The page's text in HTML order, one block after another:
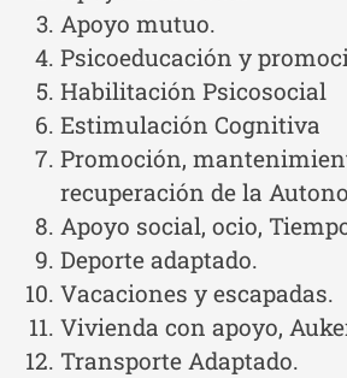
Apoyo mutuo.
Psicoeducación y
Habilitación Psicosocial
Estimulación Cognitiva
Promoción,
recuperación de la
Apoyo social, ocio,
Deporte adaptado.
Vacaciones y escapadas.
Vivienda con apoyo,
Transporte Adaptado.